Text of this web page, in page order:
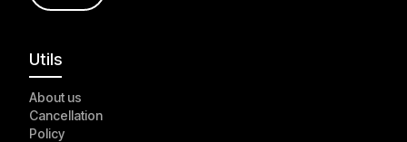
Utils
About us
Cancellation
Policy